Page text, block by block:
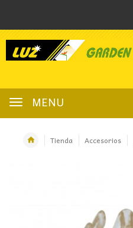
MENU
Tienda Accesorios